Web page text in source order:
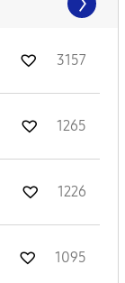
3157
1265
1226
1095